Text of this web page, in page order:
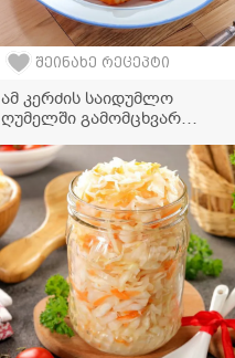
შეინახე რეცეპტი
ამ კერძის საიდუმლო
ღუმელში გამომცხვარ
და ნაზი კარტოფილის ნიოკი
ტომატის სოუსში